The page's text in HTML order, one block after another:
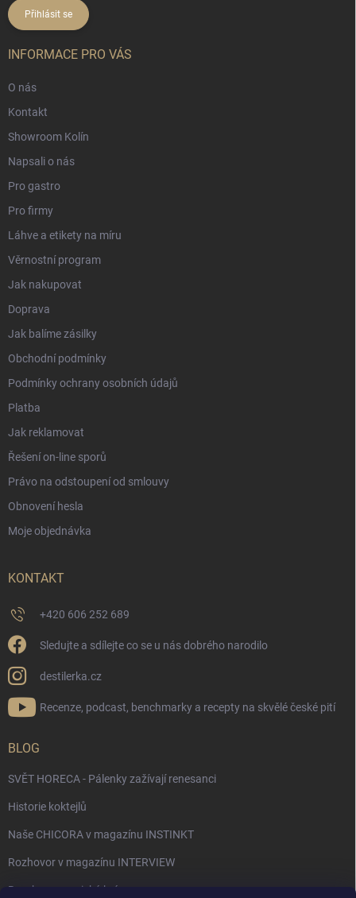
Přihlásit se
INFORMACE PRO VÁS
O nás
Kontakt
Showroom Kolín
Napsali o nás
Pro gastro
Pro firmy
Láhve a etikety na míru
Věrnostní program
Jak nakupovat
Doprava
Jak balíme zásilky
Obchodní podmínky
Podmínky ochrany osobních údajů
Platba
Jak reklamovat
Řešení on-line sporů
Právo na odstoupení od smlouvy
Obnovení hesla
Moje objednávka
KONTAKT
+420 606 252 689
Sledujte a sdílejte co se u nás dobrého narodilo
destilerka.cz
Recenze, podcast, benchmarky a recepty na skvělé české pití
BLOG
SVĚT HORECA - Pálenky zažívají renesanci
Historie koktejlů
Naše CHICORA v magazínu INSTINKT
Rozhovor v magazínu INTERVIEW
Bourbon, americká krása.